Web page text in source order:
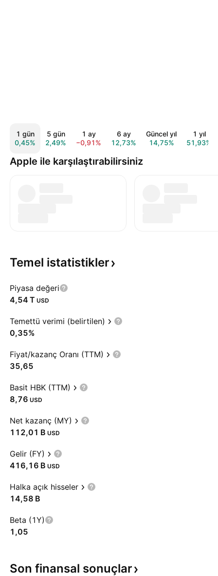
1 gün
0,45%
5 gün
2,49%
1 ay
−0,91%
6 ay
12,73%
Güncel yıl
14,75%
1 yıl
51,93%
Apple ile karşılaştırabilirsiniz
Temel istatistikler
Piyasa değeri
‪4,54 T‬ USD
Temettü verimi (belirtilen)
0,35%
Fiyat/kazanç Oranı (TTM)
35,65
Basit HBK (TTM)
8,76 USD
Net kazanç (MY)
‪112,01 B‬ USD
Gelir (FY)
‪416,16 B‬ USD
Halka açık hisseler
‪14,58 B‬
Beta (1Y)
1,05
Son finansal sonuçlar